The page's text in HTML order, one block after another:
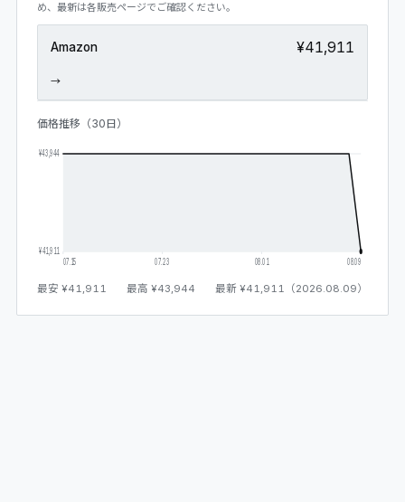
め、最新は各販売ページでご確認ください。
Amazon ¥41,911
→
価格推移（30日）
¥43,944
¥41,911
07.15
07.23 08.01 08.09
最安 ¥41,911 最高 ¥43,944 最新 ¥41,911 （2026.08.09）